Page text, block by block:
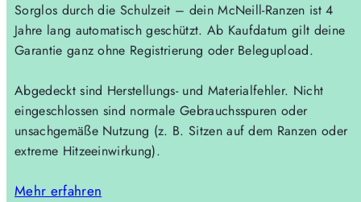
Sorglos durch die Schulzeit – dein McNeill-Ranzen ist 4
Jahre lang automatisch geschützt. Ab Kaufdatum gilt deine
Garantie ganz ohne Registrierung oder Belegupload.
Abgedeckt sind Herstellungs- und Materialfehler. Nicht
eingeschlossen sind normale Gebrauchsspuren oder
unsachgemäße Nutzung (z. B. Sitzen auf dem Ranzen oder
extreme Hitzeeinwirkung).
Mehr erfahren